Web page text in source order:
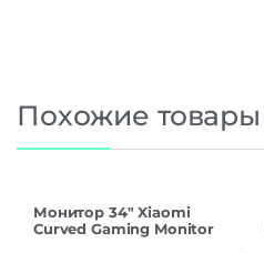
Похожие товары
Монитор 34″ Xiaomi
Curved Gaming Monitor